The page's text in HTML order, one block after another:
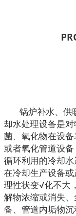
锅炉补水、供
却水处理设备是
菌、氧化物在设
或者氧化管道设备
循环利用的冷却
在冷却生产设备
理性状变√化不大
解物浓缩或消失
备、管道内垢物